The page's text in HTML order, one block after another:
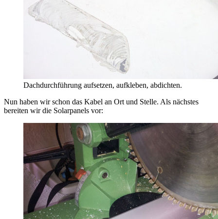
Dachdurchführung aufsetzen, aufkleben, abdichten.
Nun haben wir schon das Kabel an Ort und Stelle. Als nächstes
bereiten wir die Solarpanels vor: